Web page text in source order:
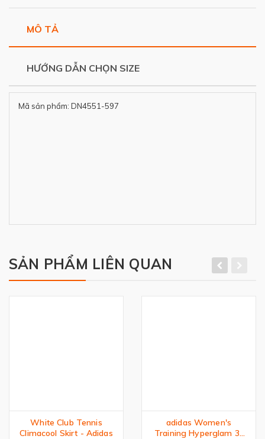
MÔ TẢ
HƯỚNG DẪN CHỌN SIZE
Mã sản phẩm: DN4551-597
SẢN PHẨM LIÊN QUAN
White Club Tennis
Climacool Skirt - Adidas
adidas Women's
Training Hyperglam 3-